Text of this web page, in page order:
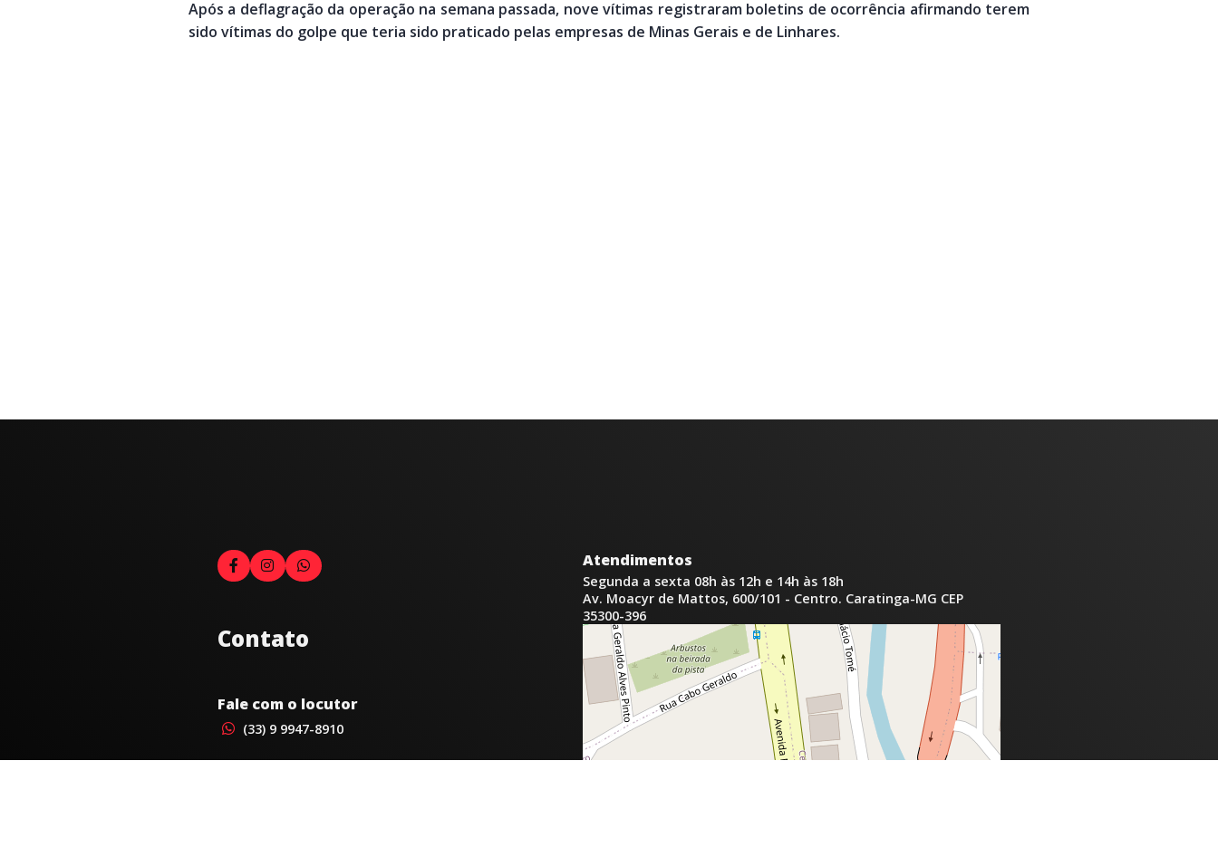
Após a deflagração da operação na semana passada, nove vítimas registraram boletins de ocorrência afirmando terem
sido vítimas do golpe que teria sido praticado pelas empresas de Minas Gerais e de Linhares.
Contato
Fale com o locutor
(33) 9 9947-8910
Atendimentos
Segunda a sexta 08h às 12h e 14h às 18h
Av. Moacyr de Mattos, 600/101 - Centro. Caratinga-MG CEP
35300-396